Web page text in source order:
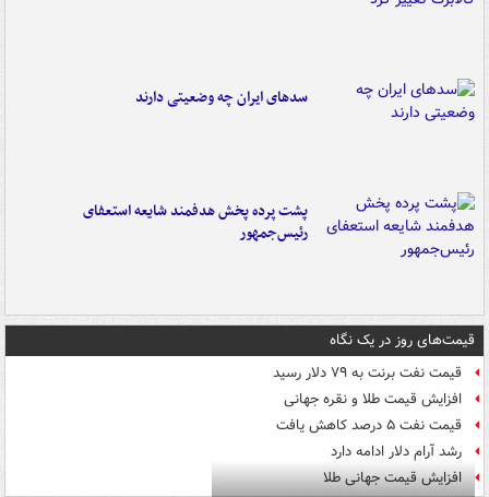
سدهای ایران چه وضعیتی دارند
پشت پرده پخش هدفمند شایعه استعفای
رئیس‌جمهور
قیمت‌های روز در یک نگاه
قیمت نفت برنت به ۷۹ دلار رسید
افزایش قیمت طلا و نقره جهانی
قیمت نفت ۵ درصد کاهش یافت
رشد آرام دلار ادامه دارد
افزایش قیمت جهانی طلا